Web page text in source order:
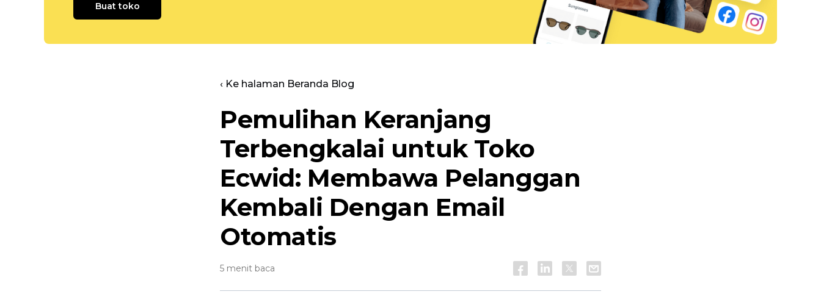
Buat toko
‹ Ke halaman Beranda Blog
Pemulihan Keranjang
Terbengkalai untuk Toko
Ecwid: Membawa Pelanggan
Kembali Dengan Email
Otomatis
5 menit baca